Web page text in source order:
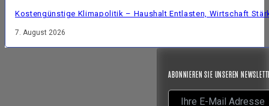
Kostengünstige Klimapolitik – Haushalt Entlasten, Wirtschaft
7. August 2026
ABONNIEREN SIE UNSEREN